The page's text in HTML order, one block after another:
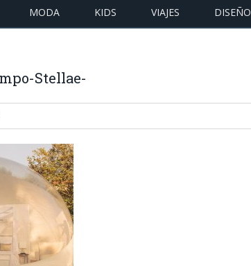
MODA KIDS VIAJES DISEÑO
Stellae-